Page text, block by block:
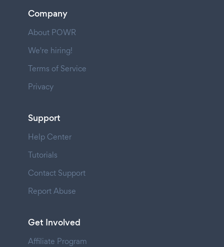
Company
About POWR
We're hiring!
Terms of Service
Privacy
Support
Help Center
Tutorials
Contact Support
Report Abuse
Get Involved
Affiliate Program